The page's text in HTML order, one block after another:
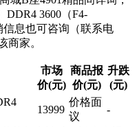
DDR4 3600（F4-
信息也可咨询（联系电
商家。
市场
价(元)
商品报
价(元)
升跌
(元)
13999
价格面
议
-